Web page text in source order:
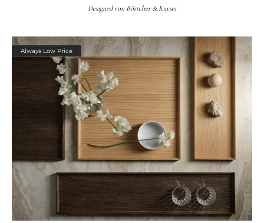
Designed von Böttcher & Kayser
Always Low Price